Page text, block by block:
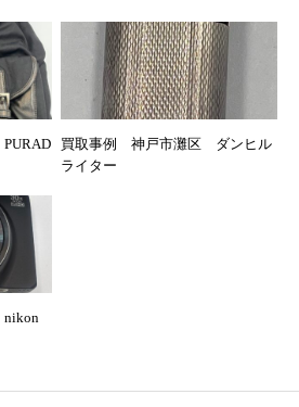
買取事例 神戸市灘区 ダンヒル
ライター